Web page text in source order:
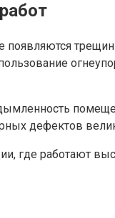
дефектов
где работают